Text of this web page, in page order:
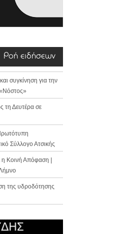
Ροή ειδήσεων
συγκίνηση για την
τη Δευτέρα σε
Σύλλογο Ατσικής
η Κοινή Απόφαση |
της υδροδότησης